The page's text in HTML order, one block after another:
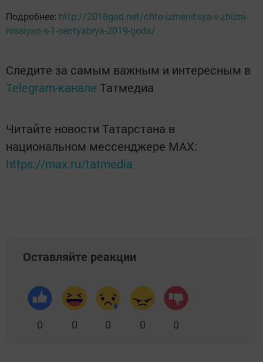
Подробнее: http://2018god.net/chto-izmenitsya-v-zhizni-
rossiyan-s-1-sentyabrya-2019-goda/
Следите за самым важным и интересным в
Telegram-канале Татмедиа
Читайте новости Татарстана в
национальном мессенджере MАХ:
https://max.ru/tatmedia
Оставляйте реакции
0 0 0 0 0